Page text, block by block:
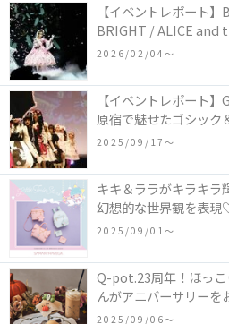
【イベントレポート
BRIGHT / ALICE and
COLLECTION in TOKYO
2026/02/04〜
【イベントレポート
原宿で魅せたゴシック
2025/09/17〜
キキ＆ララがキラキラ
幻想的な世界観を表
ツインスターズ』50
2025/09/01〜
Q-pot.23周年！ほっこ
んがアニバーサリー
ーキアクセサリー」
2025/09/06〜